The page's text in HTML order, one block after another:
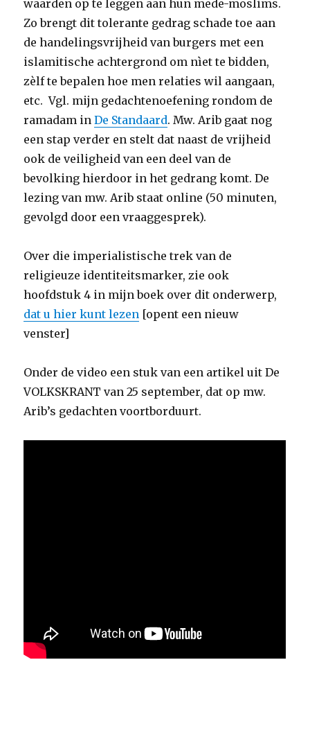
waarden op te leggen aan hun mede-moslims.
Zo brengt dit tolerante gedrag schade toe aan
de handelingsvrijheid van burgers met een
islamitische achtergrond om nìet te bidden,
zèlf te bepalen hoe men relaties wil aangaan,
etc. Vgl. mijn gedachtenoefening rondom de
ramadam inDe Standaard. Mw. Arib gaat nog
een stap verder en stelt dat naast de vrijheid
ook de veiligheid van een deel van de
bevolking hierdoor in het gedrang komt. De
lezing van mw. Arib staat online (50 minuten,
gevolgd door een vraaggesprek).
Over die imperialistische trek van de
religieuze identiteitsmarker, zie ook
hoofdstuk 4 in mijn boek over dit onderwerp,
dat u hier kunt lezen [opent een nieuw
venster]
Onder de video een stuk van een artikel uit De
VOLKSKRANT van 25 september, dat op mw.
Arib’s gedachten voortborduurt.